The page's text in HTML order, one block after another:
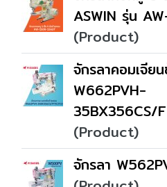
ASWIN รุ่น
(Product)
จักรลาคอมเจีย
W662PVH-
35BX356CS/
(Product)
จักรลา